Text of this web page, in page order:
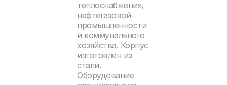
теплоснабжения,
нефтегазовой
промышленности
и коммунального
хозяйства. Корпус
изготовлен из
стали.
Оборудование